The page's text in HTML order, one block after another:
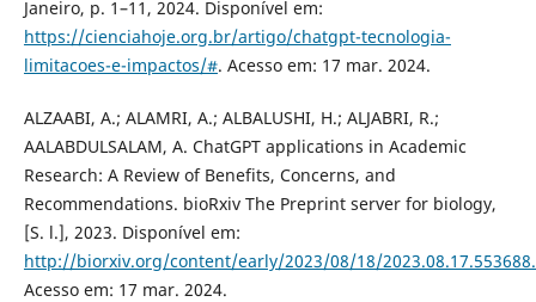
Janeiro, p. 1–11, 2024. Disponível em:
https://cienciahoje.org.br/artigo/chatgpt-tecnologia-
limitacoes-e-impactos/#. Acesso em: 17 mar. 2024.
ALZAABI, A.; ALAMRI, A.; ALBALUSHI, H.; ALJABRI, R.;
AALABDULSALAM, A. ChatGPT applications in Academic
Research: A Review of Benefits, Concerns, and
Recommendations. bioRxiv The Preprint server for biology,
[S. l.], 2023. Disponível em:
http://biorxiv.org/content/early/2023/08/18/
Acesso em: 17 mar. 2024.